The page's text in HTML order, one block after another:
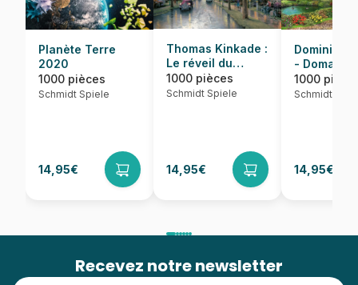
Planète Terre
2020
1000 pièces
Schmidt Spiele
14,95€
Thomas Kinkade :
Le réveil du
village
1000 pièces
Schmidt Spiele
14,95€
Dominic
- Domaine
idyllique
1000
Schmidt
14,95€
Recevez notre newsletter